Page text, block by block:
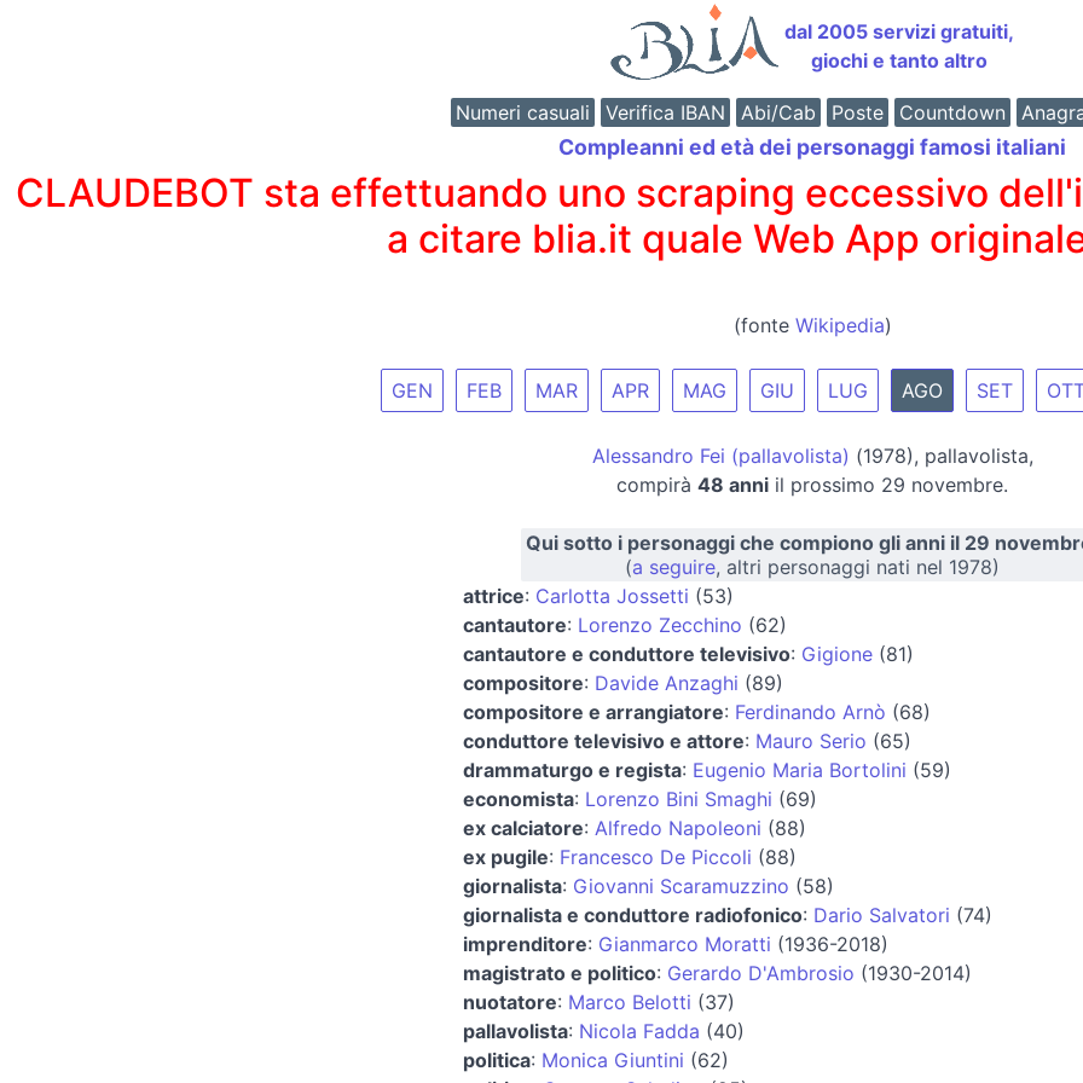
dal 2005 servizi gratuiti,
giochi e tanto altro
Numeri casuali Verifica IBAN Abi/Cab Poste Countdown
Compleanni ed età dei personaggi famosi italiani
CLAUDEBOT sta effettuando uno scraping eccessivo
a citare blia.it quale Web App
(fonte Wikipedia)
GEN FEB MAR APR MAG GIU LUG AGO SET
Alessandro Fei (pallavolista) (1978), pallavolista,
compirà 48 anni il prossimo 29 novembre.
Qui sotto i personaggi che compiono gli anni il 29
(a seguire, altri personaggi nati nel 1978)
attrice: Carlotta Jossetti (53)
cantautore: Lorenzo Zecchino (62)
cantautore e conduttore televisivo: Gigione(81)
compositore: Davide Anzaghi (89)
compositore e arrangiatore: Ferdinando Arnò (68)
conduttore televisivo e attore: Mauro Serio (65)
drammaturgo e regista: Eugenio Maria Bortolini (59)
economista: Lorenzo Bini Smaghi (69)
ex calciatore: Alfredo Napoleoni (88)
ex pugile: Francesco De Piccoli (88)
giornalista: Giovanni Scaramuzzino (58)
giornalista e conduttore radiofonico: Dario Salvatori (74)
imprenditore: Gianmarco Moratti (1936-2018)
magistrato e politico: Gerardo D'Ambrosio (1930-2014)
nuotatore: Marco Belotti (37)
pallavolista: Nicola Fadda (40)
politica: Monica Giuntini (62)